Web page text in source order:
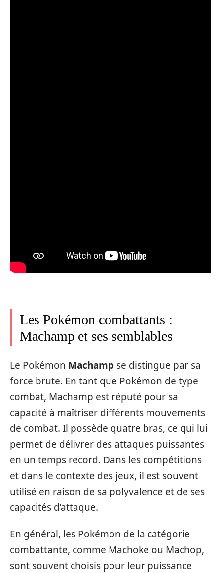
Les Pokémon combattants :
Machamp et ses semblables
Le Pokémon Machamp se distingue par sa
force brute. En tant que Pokémon de type
combat, Machamp est réputé pour sa
capacité à maîtriser différents mouvements
de combat. Il possède quatre bras, ce qui lui
permet de délivrer des attaques puissantes
en un temps record. Dans les compétitions
et dans le contexte des jeux, il est souvent
utilisé en raison de sa polyvalence et de ses
capacités d’attaque.
En général, les Pokémon de la catégorie
combattante, comme Machoke ou Machop,
sont souvent choisis pour leur puissance